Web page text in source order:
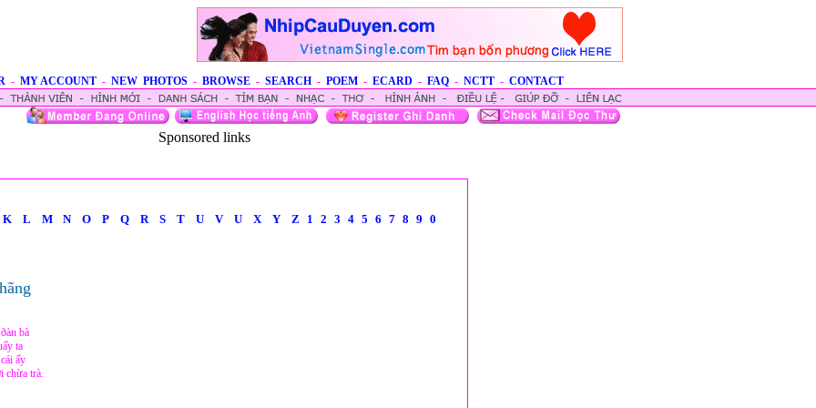
- MY ACCOUNT - NEW PHOTOS - BROWSE - SEARCH - POEM - ECARD - FAQ - NCTT - CONTACT
Sponsored links
K L M N O P Q R S T U V U X Y Z 1 2 3 4 5 6 7 8 9 0
bà
ta
ấy
chừa trà.